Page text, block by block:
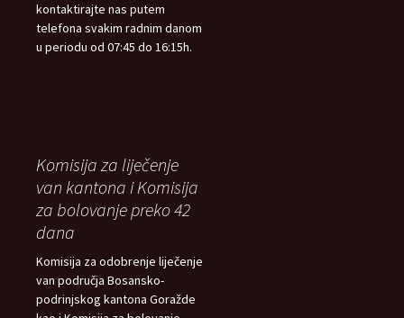
kontaktirajte nas putem
telefona svakim radnim danom
u periodu od 07:45 do 16:15h.
Komisija za liječenje
van kantona i Komisija
za bolovanje preko 42
dana
Komisija za odobrenje liječenje
van područja Bosansko-
podrinjskog kantona Goražde